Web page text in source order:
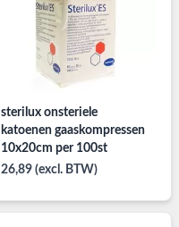
sterilux onsteriele
katoenen gaaskompressen
10x20cm per 100st
26,89 (excl. BTW)